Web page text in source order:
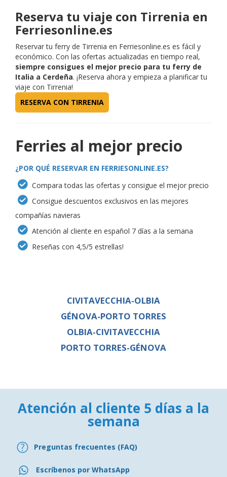
Reserva tu viaje con Tirrenia en
Ferriesonline.es
Reservar tu ferry de Tirrenia en Ferriesonline.es es fácil y
económico. Con las ofertas actualizadas en tiempo real,
siempre consigues el mejor precio para tu ferry de
Italia a Cerdeña. ¡Reserva ahora y empieza a planificar tu
viaje con Tirrenia!
RESERVA CON TIRRENIA
Ferries al mejor precio
¿POR QUÉ RESERVAR EN FERRIESONLINE.ES?
Compara todas las ofertas y consigue el mejor precio
Consigue descuentos exclusivos en las mejores
compañías navieras
Atención al cliente en español 7 días a la semana
Reseñas con 4,5/5 estrellas!
CIVITAVECCHIA-OLBIA
GÉNOVA-PORTO TORRES
OLBIA-CIVITAVECCHIA
PORTO TORRES-GÉNOVA
Atención al cliente 5 días a la
semana
Preguntas frecuentes (FAQ)
Escríbenos por WhatsApp